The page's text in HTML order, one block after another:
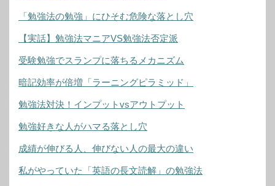
「勉強法の勉強」にひそむ危険な落とし穴
【実話】勉強法マニアVS勉強法否定派
受験勉強でスランプに落ちるメカニズム
暗記効率が倍増「ラーニングピラミッド」
勉強法対決！インプットvsアウトプット
勉強好きな人がハマる落とし穴
成績が伸びる人、伸びない人の最大の違い
私がやっていた「英語の長文読解」の勉強法